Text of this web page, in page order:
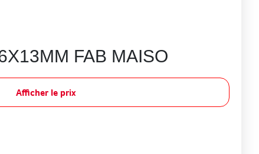
FAB MAISO
Afficher le prix